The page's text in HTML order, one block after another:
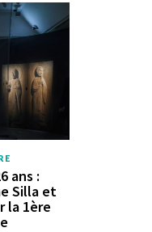
ans :
Silla et
la 1ère